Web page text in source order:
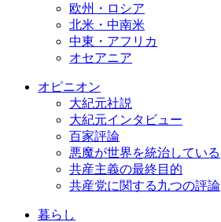
欧州・ロシア
北米・中南米
中東・アフリカ
オセアニア
オピニオン
大紀元社説
大紀元インタビュー
百家評論
悪魔が世界を統治している
共産主義の最終目的
共産党に関する九つの評論
暮らし